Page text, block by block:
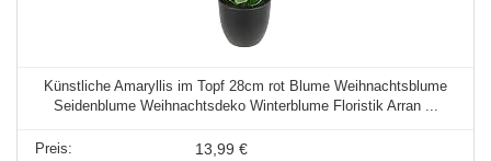
Künstliche Amaryllis im Topf 28cm rot Blume Weihnachtsblume
Seidenblume Weihnachtsdeko Winterblume Floristik Arran ...
13,99 €